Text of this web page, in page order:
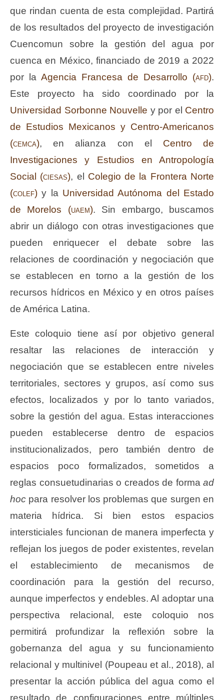
que rindan cuenta de esta complejidad. Partirá
de los resultados del proyecto de investigación
Cuencomun sobre la gestión del agua por
cuenca en México, financiado de 2019 a 2022
por la Agencia Francesa de Desarrollo (afd).
Este proyecto ha sido coordinado por la
Universidad Sorbonne Nouvelle y por el Centro
de Estudios Mexicanos y Centro-Americanos
(cemca), en alianza con el Centro de
Investigaciones y Estudios en Antropología
Social (ciesas), el Colegio de la Frontera Norte
(colef) y la Universidad Autónoma del Estado
de Morelos (uaem). Sin embargo, buscamos
abrir un diálogo con otras investigaciones que
pueden enriquecer el debate sobre las
relaciones de coordinación y negociación que
se establecen en torno a la gestión de los
recursos hídricos en México y en otros países
de América Latina.
Este coloquio tiene así por objetivo general
resaltar las relaciones de interacción y
negociación que se establecen entre niveles
territoriales, sectores y grupos, así como sus
efectos, localizados y por lo tanto variados,
sobre la gestión del agua. Estas interacciones
pueden establecerse dentro de espacios
institucionalizados, pero también dentro de
espacios poco formalizados, sometidos a
reglas consuetudinarias o creados de forma ad
hoc para resolver los problemas que surgen en
materia hídrica. Si bien estos espacios
intersticiales funcionan de manera imperfecta y
reflejan los juegos de poder existentes, revelan
el establecimiento de mecanismos de
coordinación para la gestión del recurso,
aunque imperfectos y endebles. Al adoptar una
perspectiva relacional, este coloquio nos
permitirá profundizar la reflexión sobre la
gobernanza del agua y su funcionamiento
relacional y multinivel (Poupeau et al., 2018), al
presentar la acción pública del agua como el
resultado de configuraciones entre múltiples